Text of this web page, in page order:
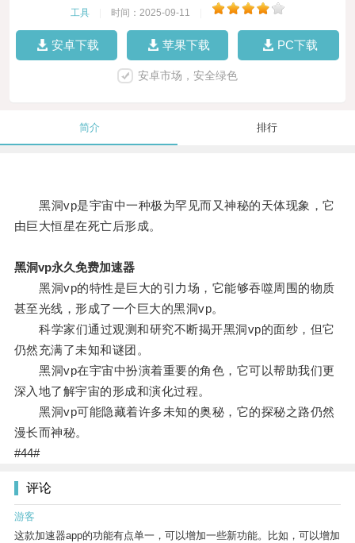
工具 时间：2025-09-11
安卓下载 苹果下载 PC下载
安卓市场，安全绿色
简介 排行
黑洞vp是宇宙中一种极为罕见而又神秘的天体现象，它
由巨大恒星在死亡后形成。
黑洞vp永久免费加速器
黑洞vp的特性是巨大的引力场，它能够吞噬周围的物质
甚至光线，形成了一个巨大的黑洞vp。
科学家们通过观测和研究不断揭开黑洞vp的面纱，但它
仍然充满了未知和谜团。
黑洞vp在宇宙中扮演着重要的角色，它可以帮助我们更
深入地了解宇宙的形成和演化过程。
黑洞vp可能隐藏着许多未知的奥秘，它的探秘之路仍然
漫长而神秘。
#44#
评论
游客
这款加速器app的功能有点单一，可以增加一些新功能。比如，可以增加